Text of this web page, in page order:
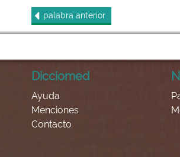
palabra anterior
Dicciomed
Ayuda
Menciones
Contacto